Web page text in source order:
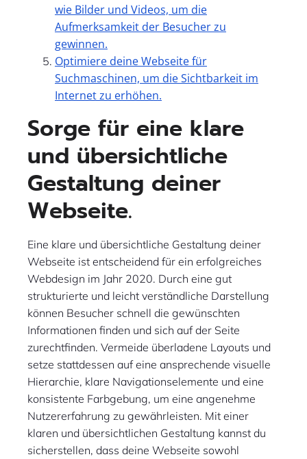
wie Bilder und Videos, um die
Aufmerksamkeit der Besucher zu
gewinnen.
Optimiere deine Webseite für
Suchmaschinen, um die Sichtbarkeit im
Internet zu erhöhen.
Sorge für eine klare
und übersichtliche
Gestaltung deiner
Webseite.
Eine klare und übersichtliche Gestaltung deiner
Webseite ist entscheidend für ein erfolgreiches
Webdesign im Jahr 2020. Durch eine gut
strukturierte und leicht verständliche Darstellung
können Besucher schnell die gewünschten
Informationen finden und sich auf der Seite
zurechtfinden. Vermeide überladene Layouts und
setze stattdessen auf eine ansprechende visuelle
Hierarchie, klare Navigationselemente und eine
konsistente Farbgebung, um eine angenehme
Nutzererfahrung zu gewährleisten. Mit einer
klaren und übersichtlichen Gestaltung kannst du
sicherstellen, dass deine Webseite sowohl